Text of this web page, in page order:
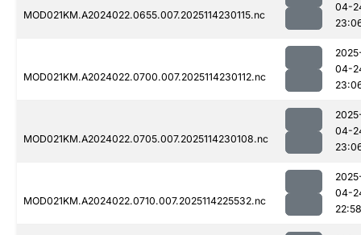
MOD021KM.A2024022.0655.007.2025114230115.nc
04-
MOD021KM.A2024022.0700.007.2025114230112.nc
04-
MOD021KM.A2024022.0705.007.2025114230108.nc
04-
MOD021KM.A2024022.0710.007.2025114225532.nc
04-
22:58